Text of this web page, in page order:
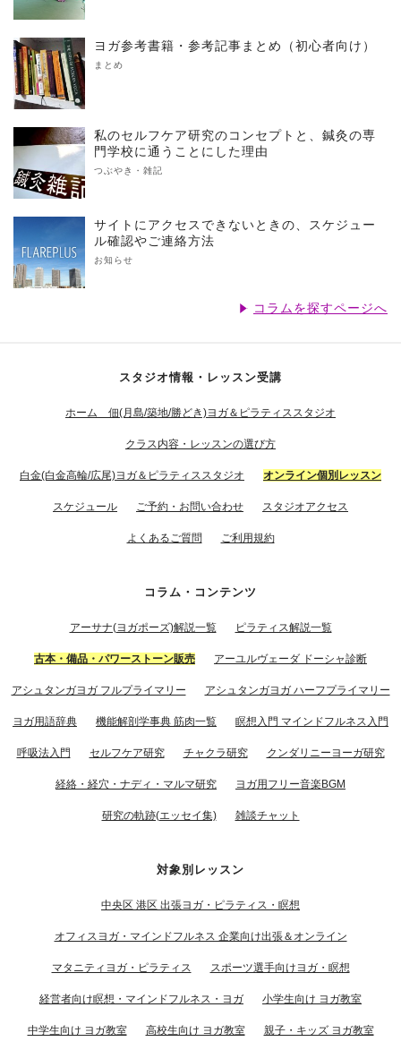
ヨガ参考書籍・参考記事まとめ（初心者向け）
まとめ
私のセルフケア研究のコンセプトと、鍼灸の専
門学校に通うことにした理由
つぶやき・雑記
サイトにアクセスできないときの、スケジュー
ル確認やご連絡方法
お知らせ
コラムを探すページへ
スタジオ情報・レッスン受講
ホーム 佃(月島/築地/勝どき)ヨガ＆ピラティススタジオ
クラス内容・レッスンの選び方
白金(白金高輪/広尾)ヨガ＆ピラティススタジオ オンライン個別レッスン
スケジュール ご予約・お問い合わせ スタジオアクセス
よくあるご質問 ご利用規約
コラム・コンテンツ
アーサナ(ヨガポーズ)解説一覧 ピラティス解説一覧
古本・備品・パワーストーン販売 アーユルヴェーダ ドーシャ診断
アシュタンガヨガ フルプライマリー アシュタンガヨガ ハーフプライマリー
ヨガ用語辞典 機能解剖学事典 筋肉一覧 瞑想入門 マインドフルネス入門
呼吸法入門 セルフケア研究 チャクラ研究 クンダリニーヨーガ研究
経絡・経穴・ナディ・マルマ研究 ヨガ用フリー音楽BGM
研究の軌跡(エッセイ集) 雑談チャット
対象別レッスン
中央区 港区 出張ヨガ・ピラティス・瞑想
オフィスヨガ・マインドフルネス 企業向け出張＆オンライン
マタニティヨガ・ピラティス スポーツ選手向けヨガ・瞑想
経営者向け瞑想・マインドフルネス・ヨガ 小学生向け ヨガ教室
中学生向け ヨガ教室 高校生向け ヨガ教室 親子・キッズ ヨガ教室